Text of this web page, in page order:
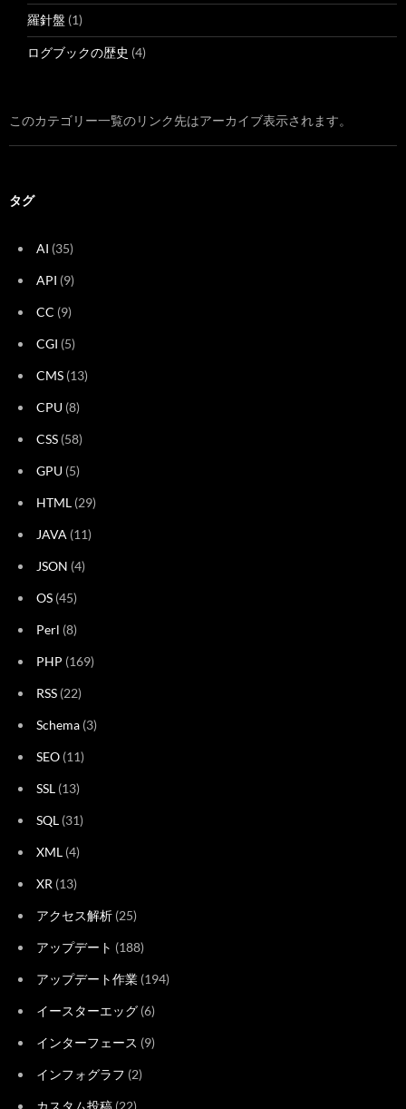
羅針盤 (1)
ログブックの歴史 (4)
このカテゴリー一覧のリンク先はアーカイブ表示されます。
タグ
AI (35)
API (9)
CC (9)
CGI (5)
CMS (13)
CPU (8)
CSS (58)
GPU (5)
HTML (29)
JAVA (11)
JSON (4)
OS (45)
Perl (8)
PHP (169)
RSS (22)
Schema (3)
SEO (11)
SSL (13)
SQL (31)
XML (4)
XR (13)
アクセス解析 (25)
アップデート (188)
アップデート作業 (194)
イースターエッグ (6)
インターフェース (9)
インフォグラフ (2)
カスタム投稿 (22)